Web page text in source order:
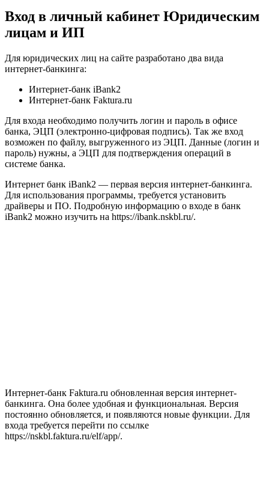
Вход в личный кабинет Юридическим
лицам и ИП
Для юридических лиц на сайте разработано два вида
интернет-банкинга:
Интернет-банк iBank2
Интернет-банк Faktura.ru
Для входа необходимо получить логин и пароль в офисе
банка, ЭЦП (электронно-цифровая подпись). Так же вход
возможен по файлу, выгруженного из ЭЦП. Данные (логин и
пароль) нужны, а ЭЦП для подтверждения операций в
системе банка.
Интернет банк iBank2 — первая версия интернет-банкинга.
Для использования программы, требуется установить
драйверы и ПО. Подробную информацию о входе в банк
iBank2 можно изучить на https://ibank.nskbl.ru/.
Интернет-банк Faktura.ru обновленная версия интернет-
банкинга. Она более удобная и функциональная. Версия
постоянно обновляется, и появляются новые функции. Для
входа требуется перейти по ссылке
https://nskbl.faktura.ru/elf/app/.